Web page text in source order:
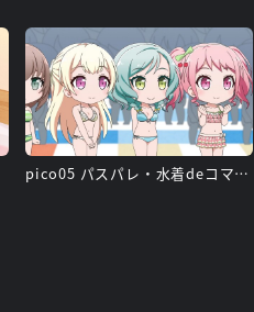
pico05 パスパレ・水着deコマーシャル